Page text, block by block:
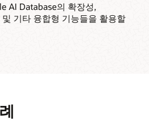
AI Database의 확장성,
기타 융합형 기능들을 활용할